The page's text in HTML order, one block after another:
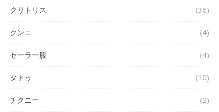
クリトリス (36)
クンニ (4)
セーラー服 (4)
タトゥ (10)
チクニー (2)